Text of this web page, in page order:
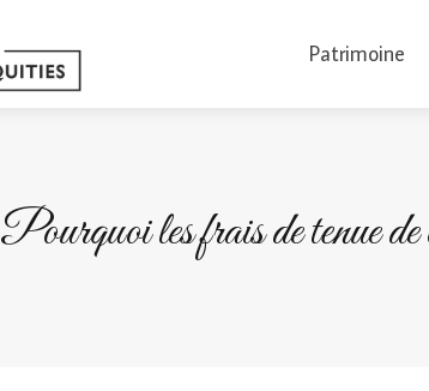
Patrimoine
Pourquoi les frais de tenue